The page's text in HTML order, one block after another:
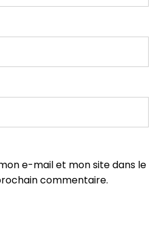
e-mail et mon site dans le
commentaire.